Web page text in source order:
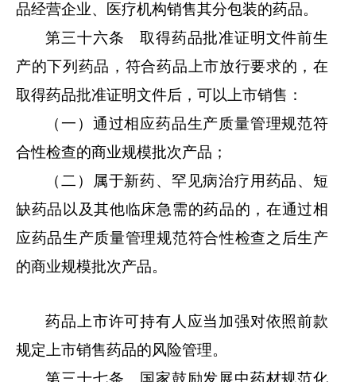
品经营企业、医疗机构销售其分包装的药品。
第三十六条 取得药品批准证明文件前生
产的下列药品，符合药品上市放行要求的，在
取得药品批准证明文件后，可以上市销售：
（一）通过相应药品生产质量管理规范符
合性检查的商业规模批次产品；
（二）属于新药、罕见病治疗用药品、短
缺药品以及其他临床急需的药品的，在通过相
应药品生产质量管理规范符合性检查之后生产
的商业规模批次产品。
药品上市许可持有人应当加强对依照前款
规定上市销售药品的风险管理。
第三十七条 国家鼓励发展中药材规范化